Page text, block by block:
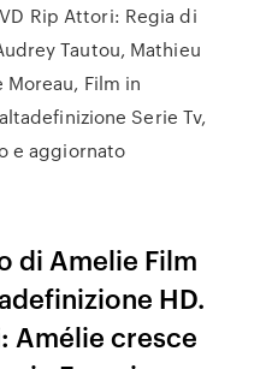
Rip Attori: Regia di
Tautou, Mathieu
Moreau, Film in
Serie Tv,
e aggiornato
di Amelie Film
HD.
Amélie cresce